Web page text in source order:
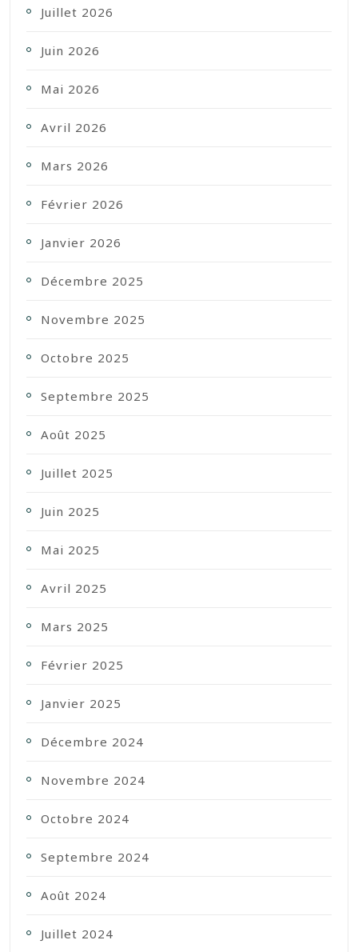
Juillet 2026
Juin 2026
Mai 2026
Avril 2026
Mars 2026
Février 2026
Janvier 2026
Décembre 2025
Novembre 2025
Octobre 2025
Septembre 2025
Août 2025
Juillet 2025
Juin 2025
Mai 2025
Avril 2025
Mars 2025
Février 2025
Janvier 2025
Décembre 2024
Novembre 2024
Octobre 2024
Septembre 2024
Août 2024
Juillet 2024